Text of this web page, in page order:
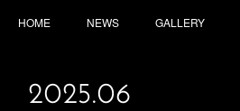
HOME NEWS GALLERY
2025.06